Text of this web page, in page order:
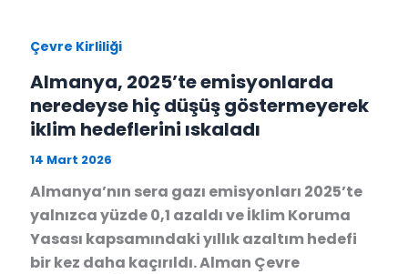
Çevre Kirliliği
Almanya, 2025’te emisyonlarda
neredeyse hiç düşüş göstermeyerek
iklim hedeflerini ıskaladı
14 Mart 2026
Almanya’nın sera gazı emisyonları 2025’te
yalnızca yüzde 0,1 azaldı ve İklim Koruma
Yasası kapsamındaki yıllık azaltım hedefi
bir kez daha kaçırıldı. Alman Çevre